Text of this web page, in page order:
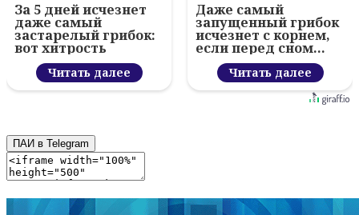
За 5 дней исчезнет
даже самый
застарелый грибок:
вот хитрость
Читать далее
Даже самый
запущенный грибок
исчезнет с корнем,
если перед сном…
Читать далее
ПАИ в Telegram